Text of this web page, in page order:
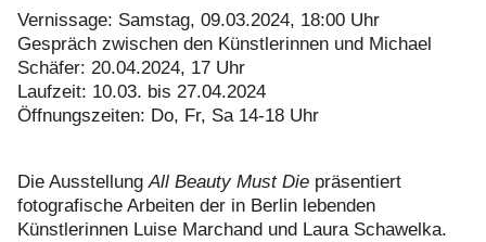
Vernissage: Samstag, 09.03.2024, 18:00 Uhr
Gespräch zwischen den Künstlerinnen und Michael
Schäfer: 20.04.2024, 17 Uhr
Laufzeit: 10.03. bis 27.04.2024
Öffnungszeiten: Do, Fr, Sa 14-18 Uhr
Die AusstellungAll Beauty Must Die präsentiert
fotografische Arbeiten der in Berlin lebenden
Künstlerinnen Luise Marchand und Laura Schawelka.